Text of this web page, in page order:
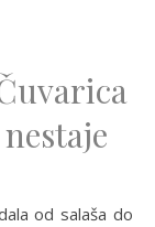
od salaša do